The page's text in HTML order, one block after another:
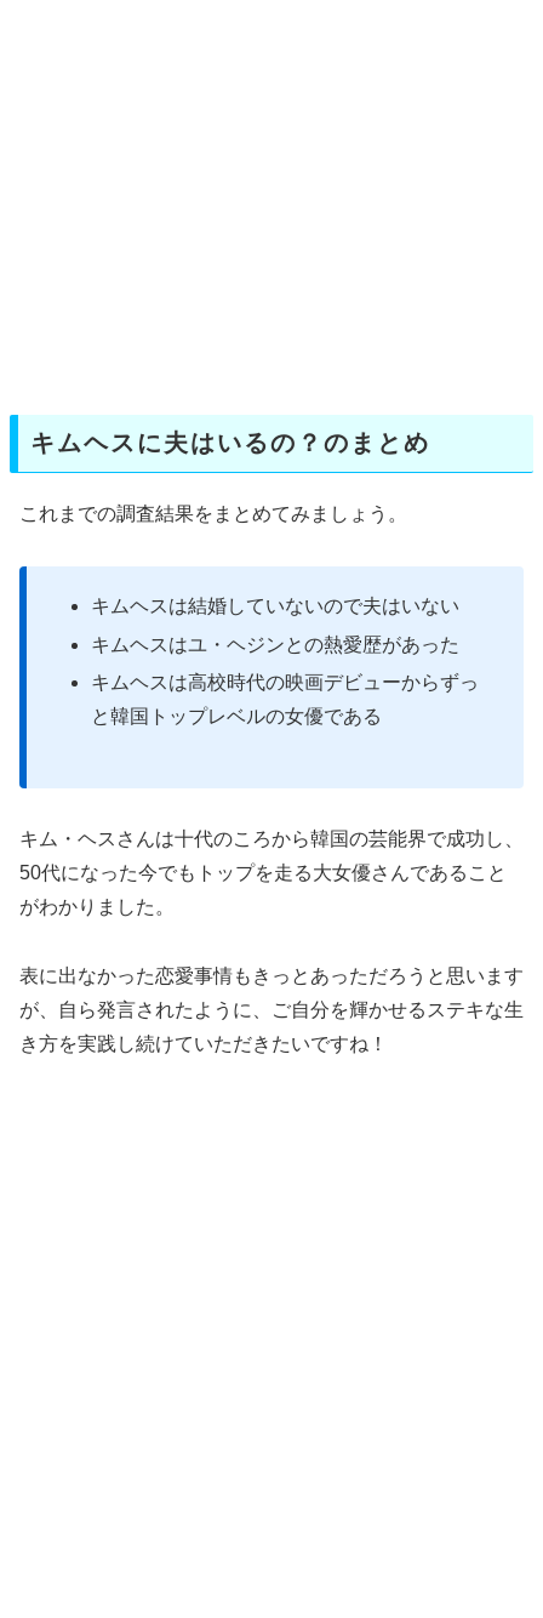
キムヘスに夫はいるの？のまとめ
これまでの調査結果をまとめてみましょう。
キムヘスは結婚していないので夫はいない
キムヘスはユ・ヘジンとの熱愛歴があった
キムヘスは高校時代の映画デビューからずっ
と韓国トップレベルの女優である
キム・ヘスさんは十代のころから韓国の芸能界で成功し、
50代になった今でもトップを走る大女優さんであること
がわかりました。
表に出なかった恋愛事情もきっとあっただろうと思います
が、自ら発言されたように、ご自分を輝かせるステキな生
き方を実践し続けていただきたいですね！